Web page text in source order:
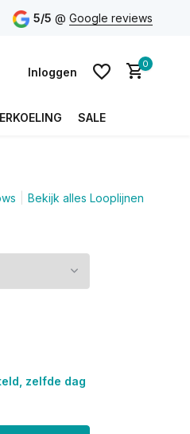
5/5 @ Google reviews
Inloggen
0
SALE
Bekijk alles Looplijnen
zelfde dag